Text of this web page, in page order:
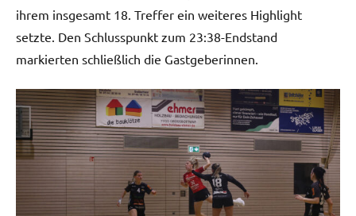
ihrem insgesamt 18. Treffer ein weiteres Highlight
setzte. Den Schlusspunkt zum 23:38-Endstand
markierten schließlich die Gastgeberinnen.